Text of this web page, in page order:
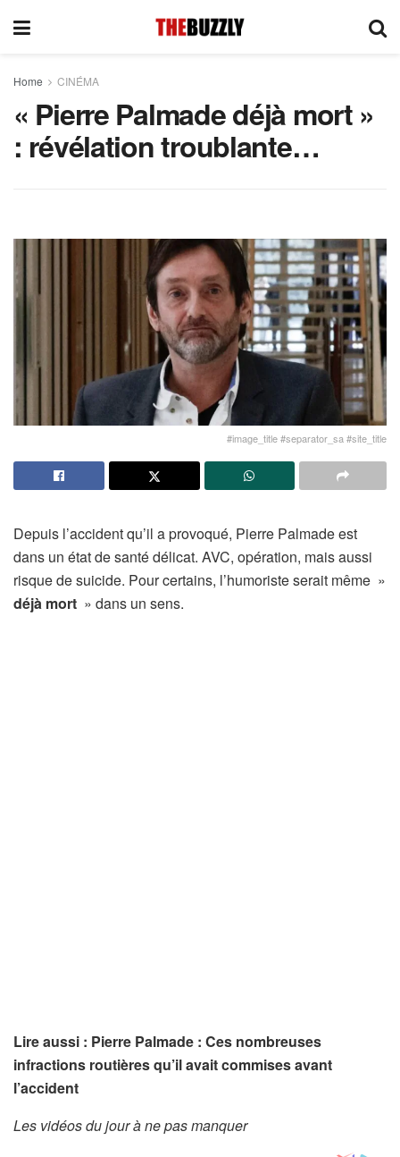
Home CINÉMA
« Pierre Palmade déjà mort »
: révélation troublante…
#image_title #separator_sa #site_title
Depuis l’accident qu’il a provoqué, Pierre Palmade est
dans un état de santé délicat. AVC, opération, mais aussi
risque de suicide. Pour certains, l’humoriste serait même »
déjà mort » dans un sens.
Lire aussi : Pierre Palmade : Ces nombreuses
infractions routières qu’il avait commises avant
l’accident
Les vidéos du jour à ne pas manquer